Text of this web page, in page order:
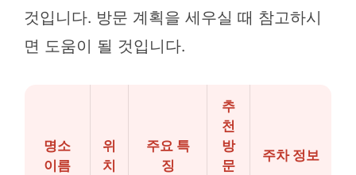
것입니다. 방문 계획을 세우실 때 참고하시
면 도움이 될 것입니다.
명소
이름
위
치
주요 특
징
추
천
방
문
주차 정보